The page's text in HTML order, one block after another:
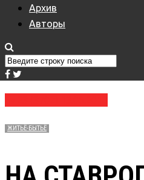
Архив
Авторы
ЖИТЬЁ-БЫТЬЁ